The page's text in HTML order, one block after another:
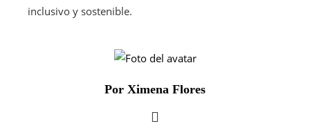
inclusivo y sostenible.
Por Ximena Flores